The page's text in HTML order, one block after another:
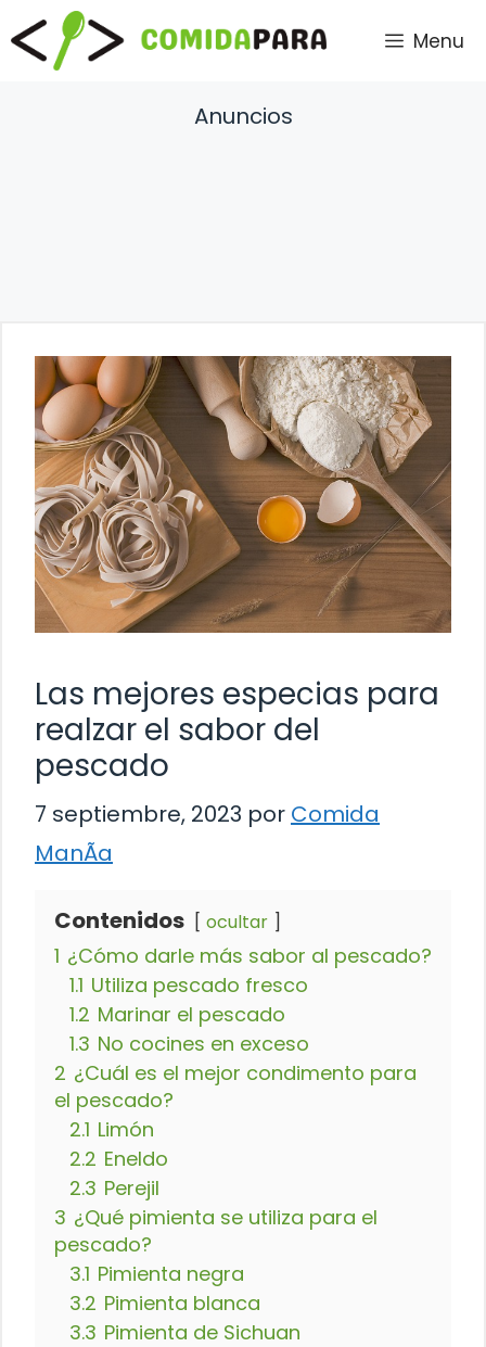
Saltar
al
contenido
Menu
Anuncios
Las mejores especias para
realzar el sabor del
pescado
7 septiembre, 2023 por Comida
ManÃ­a
Contenidos ocultar
1 ¿Cómo darle más sabor al pescado?
1.1 Utiliza pescado fresco
1.2 Marinar el pescado
1.3 No cocines en exceso
2 ¿Cuál es el mejor condimento para
el pescado?
2.1 Limón
2.2 Eneldo
2.3 Perejil
3 ¿Qué pimienta se utiliza para el
pescado?
3.1 Pimienta negra
3.2 Pimienta blanca
3.3 Pimienta de Sichuan